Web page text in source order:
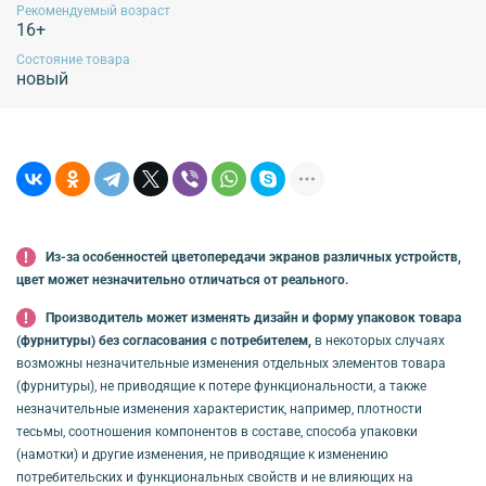
при высоких температурах, использование химических средств для стирки,
отбеливание, использование хлорсодержащих средств, отжим изделий в
стиральной машине, высокотемпературная обработка, отпаривание изделий.
Рекомендуется применять щадящие методы ухода, избегать воздействия
Рекомендуемый возраст
16+
Состояние товара
новый
Из-за особенностей цветопередачи экранов различных устройств,
цвет может незначительно отличаться от реального.
Производитель может изменять дизайн и форму упаковок товара
(фурнитуры) без согласования с потребителем, в некоторых случаях
возможны незначительные изменения отдельных элементов товара
(фурнитуры), не приводящие к потере функциональности, а также
незначительные изменения характеристик, например, плотности
тесьмы, соотношения компонентов в составе, способа упаковки
(намотки) и другие изменения, не приводящие к изменению
потребительских и функциональных свойств и не влияющих на